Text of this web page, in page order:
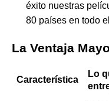
éxito nuestras
80 países en todo
La Ventaja
Característica
Lo